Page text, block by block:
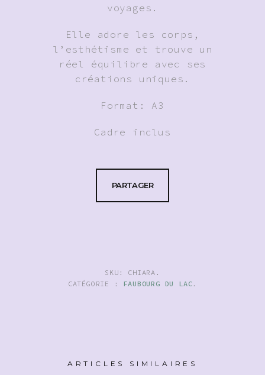
voyages.
Elle adore les corps,
l’esthétisme et trouve un
réel équilibre avec ses
créations uniques.
Format: A3
Cadre inclus
PARTAGER
SKU: CHIARA .
CATÉGORIE : FAUBOURG DU LAC.
ARTICLES SIMILAIRES